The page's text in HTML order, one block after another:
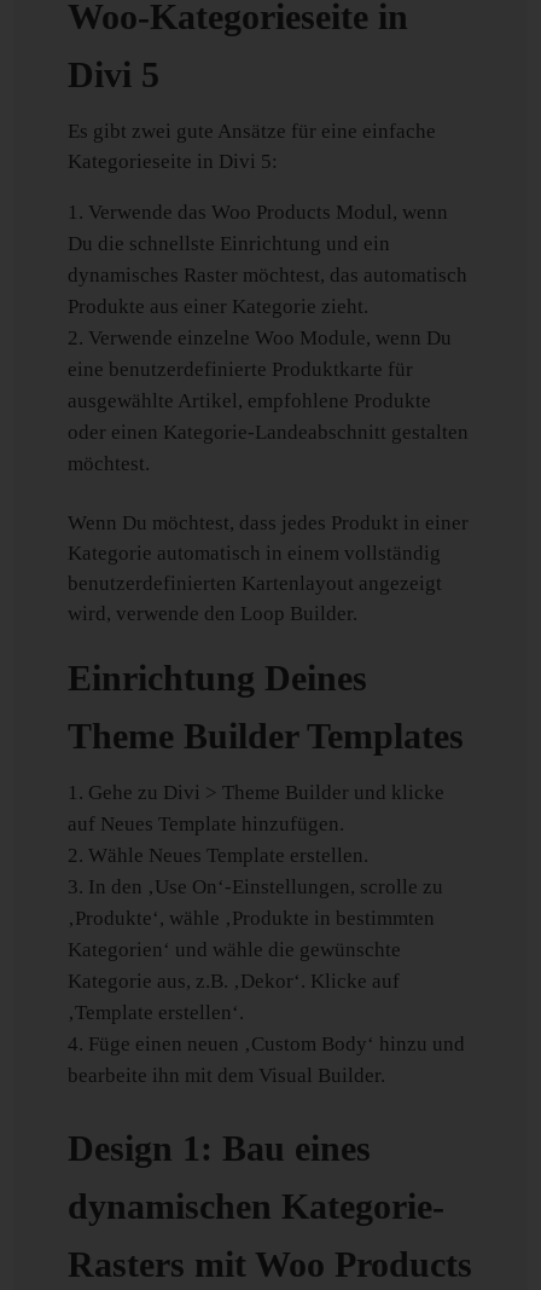
Woo-Kategorieseite in
Divi 5
Es gibt zwei gute Ansätze für eine einfache
Kategorieseite in Divi 5:
Verwende das Woo Products Modul, wenn
Du die schnellste Einrichtung und ein
dynamisches Raster möchtest, das automatisch
Produkte aus einer Kategorie zieht.
Verwende einzelne Woo Module, wenn Du
eine benutzerdefinierte Produktkarte für
ausgewählte Artikel, empfohlene Produkte
oder einen Kategorie-Landeabschnitt gestalten
möchtest.
Wenn Du möchtest, dass jedes Produkt in einer
Kategorie automatisch in einem vollständig
benutzerdefinierten Kartenlayout angezeigt
wird, verwende den Loop Builder.
Einrichtung Deines
Theme Builder Templates
Gehe zu Divi > Theme Builder und klicke
auf Neues Template hinzufügen.
Wähle Neues Template erstellen.
In den ‚Use On‘-Einstellungen, scrolle zu
‚Produkte‘, wähle ‚Produkte in bestimmten
Kategorien‘ und wähle die gewünschte
Kategorie aus, z.B. ‚Dekor‘. Klicke auf
‚Template erstellen‘.
Füge einen neuen ‚Custom Body‘ hinzu und
bearbeite ihn mit dem Visual Builder.
Design 1: Bau eines
dynamischen Kategorie-
Rasters mit Woo Products